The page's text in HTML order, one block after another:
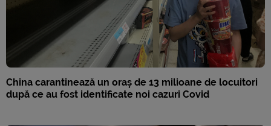
China carantinează un oraș de 13 milioane de locuitori
după ce au fost identificate noi cazuri Covid